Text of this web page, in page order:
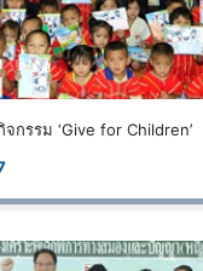
กรรม ‘Give for Children’